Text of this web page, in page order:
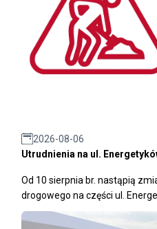
2026-08-06
Utrudnienia na ul.
Od 10 sierpnia br. nastąpią
drogowego na części ul.